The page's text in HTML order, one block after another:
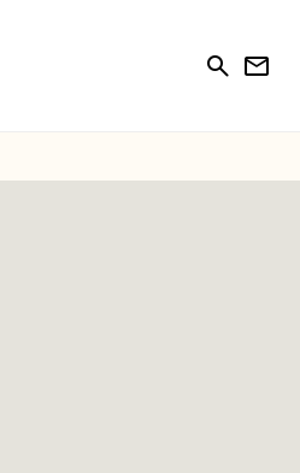
search newsletter